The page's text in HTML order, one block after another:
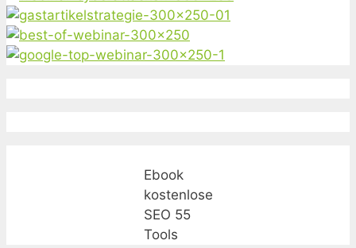
Ebook
kostenlose
SEO 55
Tools